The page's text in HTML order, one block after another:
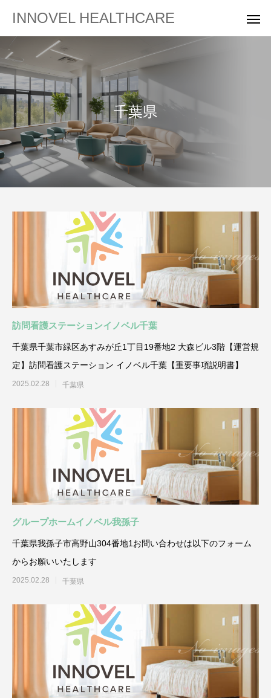
INNOVEL HEALTHCARE
千葉県
訪問看護ステーションイノベル千葉
千葉県千葉市緑区あすみが丘1丁目19番地2 大森ビル3階【運営規
定】訪問看護ステーション イノベル千葉【重要事項説明書】
2025.02.28 千葉県
グループホームイノベル我孫子
千葉県我孫子市高野山304番地1お問い合わせは以下のフォーム
からお願いいたします
2025.02.28 千葉県